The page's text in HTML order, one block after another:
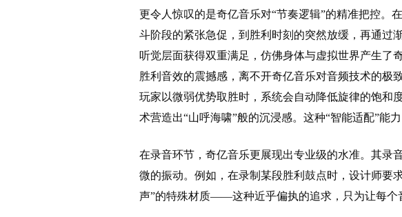
更令人惊叹的是奇亿音乐对“节奏逻辑”的精准把控。
斗阶段的紧张急促，到胜利时刻的突然放缓，再通过
听觉层面获得双重满足，仿佛身体与虚拟世界产生了
胜利音效的震撼感，离不开奇亿音乐对音频技术的极
玩家以微弱优势取胜时，系统会自动降低旋律的饱和
术营造出“山呼海啸”般的沉浸感。这种“智能适配”能
在录音环节，奇亿音乐更展现出专业级的水准。其录
微的振动。例如，在录制某段胜利鼓点时，设计师要
声”的特殊材质——这种近乎偏执的追求，只为让每个